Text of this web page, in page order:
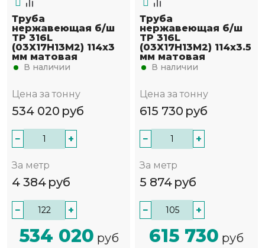
Труба
нержавеющая б/ш
TP 316L
(03Х17Н13М2) 114х3
мм матовая
В наличии
Цена за тонну
534 020 руб
− +
За метр
4 384 руб
− +
534 020 руб
Труба
нержавеющая б/ш
TP 316L
(03Х17Н13М2) 114х3.5
мм матовая
В наличии
Цена за тонну
615 730 руб
− +
За метр
5 874 руб
− +
615 730 руб